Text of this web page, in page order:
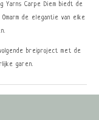
Carpe Diem biedt de
de elegantie van elke
breiproject met de
garen.